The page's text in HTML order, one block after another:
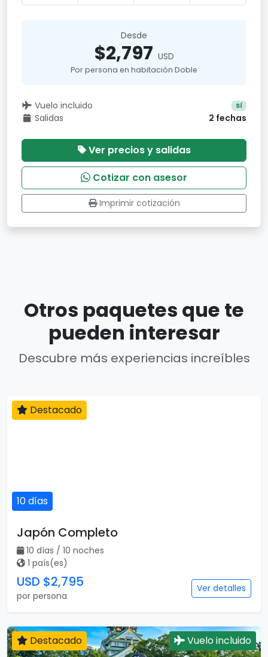
Desde
$2,797 USD
Por persona en habitación Doble
Vuelo incluido Sí
Salidas 2 fechas
Ver precios y salidas
Cotizar con asesor
Imprimir cotización
Otros paquetes que te
pueden interesar
Descubre más experiencias increíbles
10 días
Destacado
Japón Completo
10 días / 10 noches
1 país(es)
USD $2,795
por persona
Ver detalles
Destacado Vuelo incluido